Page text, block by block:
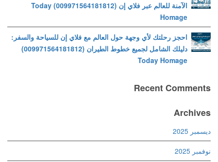
الآمنة للعالم عبر فلاي إن (009971564181812) Today
Homage
احجز رحلتك لأي وجهة حول العالم مع فلاي إن للسياحة والسفر:
دليلك الشامل لجميع خطوط الطيران (009971564181812)
Today Homage
Recent Comments
Archives
ديسمبر 2025
نوفمبر 2025